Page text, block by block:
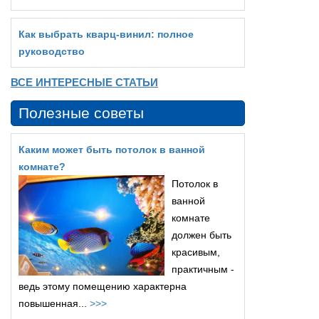
Как выбрать кварц‑винил: полное
руководство
ВСЕ ИНТЕРЕСНЫЕ СТАТЬИ
Полезные советы
Каким может быть потолок в ванной
комнате?
Потолок в
ванной
комнате
должен быть
красивым,
практичным -
ведь этому помещению характерна
повышенная... >>>